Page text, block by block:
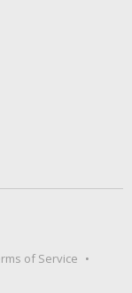
of Service